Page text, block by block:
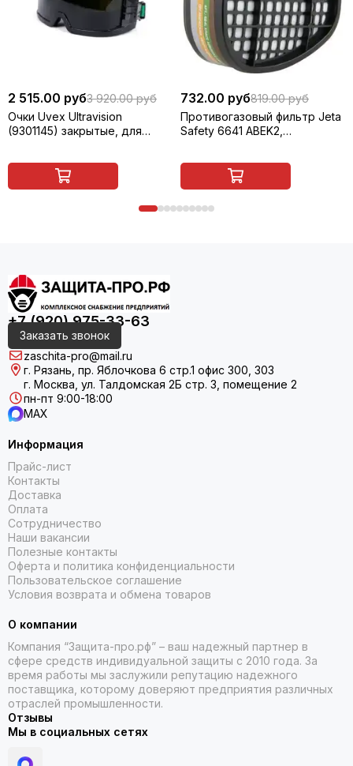
2 515.00 руб3 920.00 руб
Очки Uvex Ultravision
(9301145) закрытые, для
732.00 руб819.00 руб
Противогазовый фильтр Jeta
Safety 6641 ABEK2,
+7 (920) 975-33-63
Заказать звонок
zaschita-pro@mail.ru
г. Рязань, пр. Яблочкова 6 стр.1 офис 300, 303
г. Москва, ул. Талдомская 2Б стр. 3, помещение 2
пн-пт 9:00-18:00
MAX
Информация
Прайс-лист
Контакты
Доставка
Оплата
Сотрудничество
Наши вакансии
Полезные контакты
Оферта и политика конфиденциальности
Пользовательское соглашение
Условия возврата и обмена товаров
О компании
Компания “Защита-про.рф” – ваш надежный партнер в
сфере средств индивидуальной защиты с 2010 года. За
время работы мы заслужили репутацию надежного
поставщика, которому доверяют предприятия различных
отраслей промышленности.
Отзывы
Мы в социальных сетях